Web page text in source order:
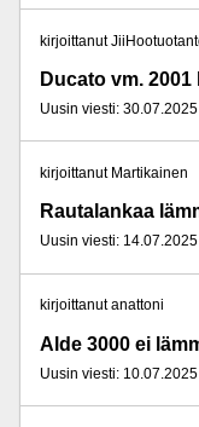
kirjoittanut
Ducato vm.
Uusin viesti:
kirjoittanut Martikainen
Rautalankaa
Uusin viesti:
kirjoittanut anattoni
Alde 3000 ei
Uusin viesti: